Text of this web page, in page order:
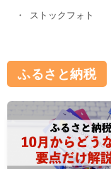
ストックフォト
ふるさと納税